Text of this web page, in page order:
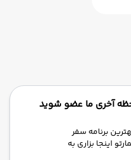
آخری ما عضو شوید
برنامه سفر
اینجا بزاری به